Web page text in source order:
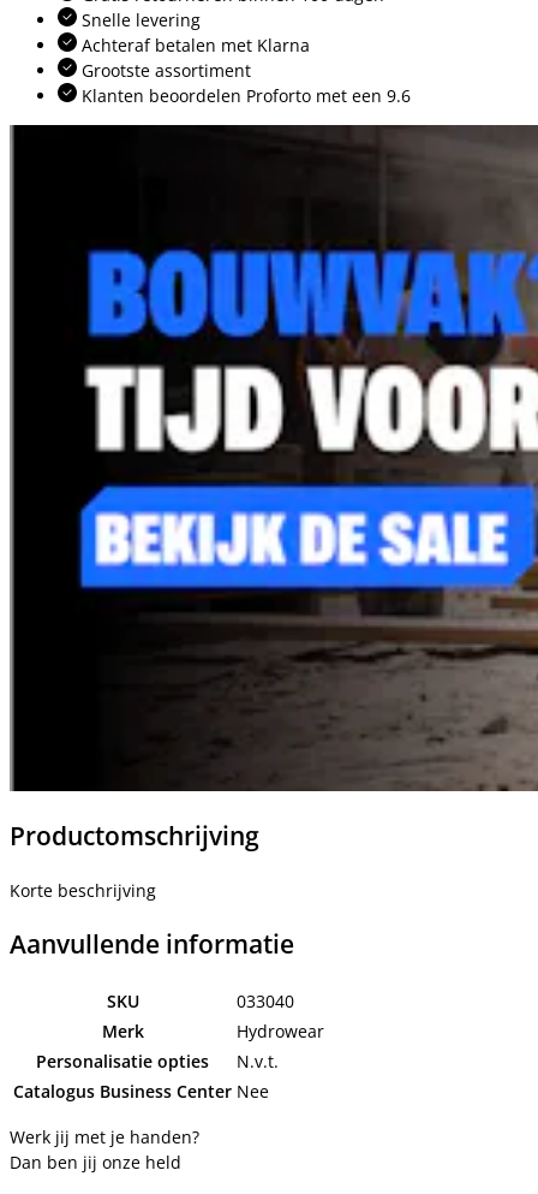
Snelle levering
Achteraf betalen met Klarna
Grootste assortiment
Klanten beoordelen Proforto met een 9.6
Productomschrijving
Korte beschrijving
Aanvullende informatie
SKU
033040
Merk
Hydrowear
Personalisatie opties
N.v.t.
Catalogus Business Center Nee
Werk jij met je handen?
Dan ben jij onze held